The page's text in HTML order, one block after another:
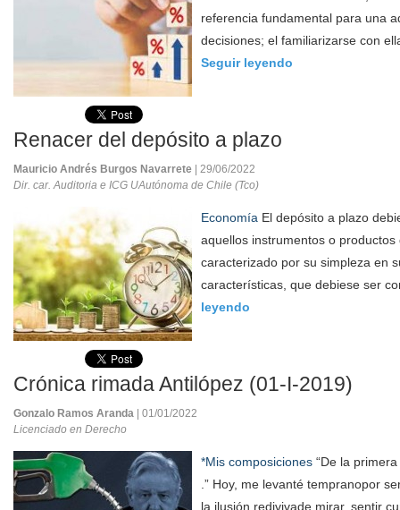
referencia fundamental para una
decisiones; el familiarizarse con
Seguir leyendo
Renacer del depósito a plazo
Mauricio Andrés Burgos Navarrete
| 29/06/2022
Dir. car. Auditoria e ICG UAutónoma de Chile (Tco)
Economía El depósito a plazo
aquellos instrumentos o
caracterizado por su simpleza en
características, que debiese ser
leyendo
Crónica rimada Antilópez (01-I-2019)
Gonzalo Ramos Aranda
| 01/01/2022
Licenciado en Derecho
*Mis composiciones “De la
.” Hoy, me levanté tempranopor
la ilusión redivivade mirar, sentir